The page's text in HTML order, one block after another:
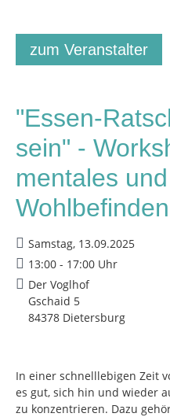
zum Veranstalter
"Essen-
sein" -
mentales
Wohlbefinden
Samstag, 13.09.2025
13:00 - 17:00 Uhr
Der Voglhof
Gschaid 5
84378 Dietersburg
In einer schnelllebigen Zeit
es gut, sich hin und wieder
zu konzentrieren. Dazu